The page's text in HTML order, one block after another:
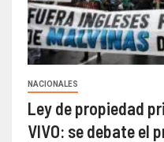
NACIONALES
Ley de propiedad
VIVO: se debate el